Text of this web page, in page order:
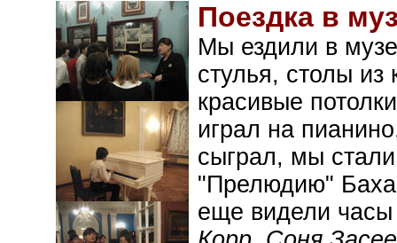
Поездка в
Мы ездили в
стулья, столы
красивые
играл на
сыграл, мы
"Прелюдию"
еще видели часы